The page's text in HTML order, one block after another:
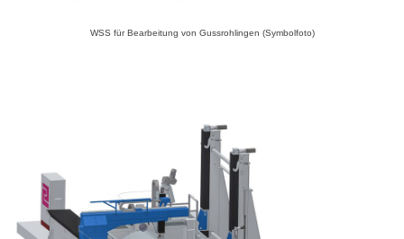
WSS für Bearbeitung von Gussrohlingen (Symbolfoto)